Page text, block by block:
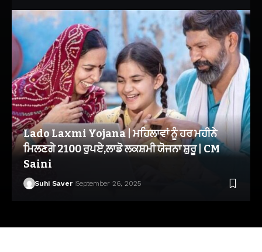
Lado Laxmi Yojana | ਮਹਿਲਾਵਾਂ ਨੂੰ ਹਰ ਮਹੀਨੇ
ਮਿਲਣਗੇ 2100 ਰੁਪਏ,ਲਾਡੋ ਲਕਸ਼ਮੀ ਯੋਜਨਾ ਸ਼ੁਰੂ | CM
Saini
Suhi Saver September 26, 2025